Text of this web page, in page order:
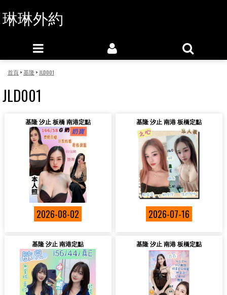
琳琳外約
首頁>基隆> JLD001
JLD001
基隆 汐止 板橋 南港定點
2026-08-02
基隆 汐止 南港 板橋定點
2026-07-16
基隆 汐止 南港定點 基隆 汐止 南港 板橋定點